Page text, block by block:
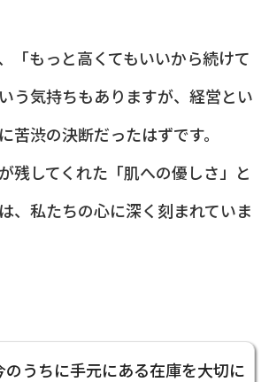
「もっと高くてもいいから続けて
う気持ちもありますが、経営とい
苦渋の決断だったはずです。
残してくれた「肌への優しさ」と
、私たちの心に深く刻まれていま
のうちに手元にある在庫を大切に